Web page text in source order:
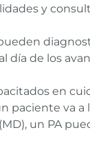
y
día de los
en
paciente va
un PA